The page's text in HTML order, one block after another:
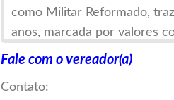
como Militar Reformado,
anos, marcada por valores
bem comum.
Homem simples, firme de
Fale com o vereador(a)
Contato: